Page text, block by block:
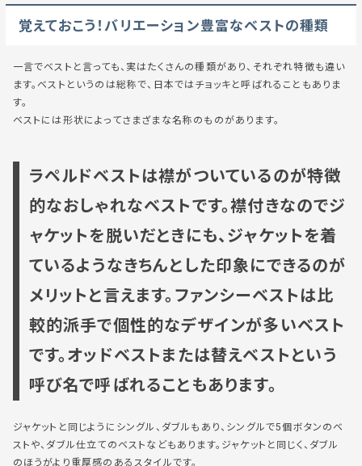
覚えておこう！バリエーション豊富なベストの種類
一言でベストと言っても、実はたくさんの種類があり、それぞれ特徴も違い
ます。ベストというのは総称で、日本ではチョッキと呼ばれることもありま
す。
ベストには形状によってさまざまな名称のものがあります。
ラペルドベストは襟がついているのが特徴
的なおしゃれなベストです。襟付きなのでジ
ャケットを脱いだときにも、ジャケットを着
ているようなきちんとした印象にできるのが
メリットと言えます。ファンシーベストは比
較的派手で個性的なデザインが多いベスト
です。オッドベストまたは替えベストという
呼び名で呼ばれることもあります。
ジャケットと同じようにシングル、ダブルもあり、シングルで5個ボタンのベ
ストや、ダブル仕立てのベストなどもあります。ジャケットと同じく、ダブル
のほうがより重厚感のあるスタイルです。